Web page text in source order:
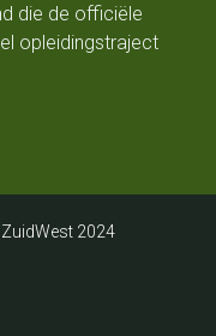
die de officiële
opleidingstraject
2024